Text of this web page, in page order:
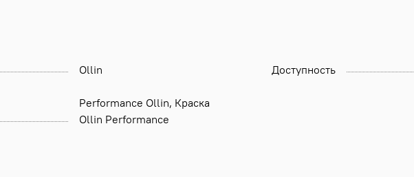
Ollin Доступность
Performance Ollin, Краска
Ollin Performance